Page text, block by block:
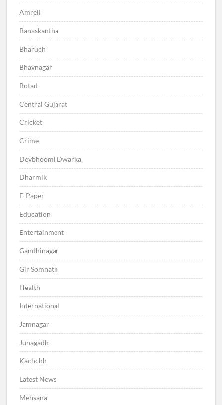
Amreli
Banaskantha
Bharuch
Bhavnagar
Botad
Central Gujarat
Cricket
Crime
Devbhoomi Dwarka
Dharmik
E-Paper
Education
Entertainment
Gandhinagar
Gir Somnath
Health
International
Jamnagar
Junagadh
Kachchh
Latest News
Mehsana